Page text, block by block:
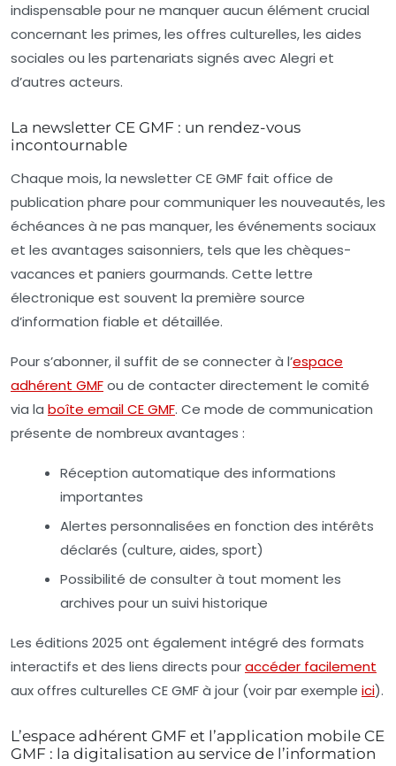
indispensable pour ne manquer aucun élément crucial
concernant les primes, les offres culturelles, les aides
sociales ou les partenariats signés avec Alegri et
d’autres acteurs.
La newsletter CE GMF : un rendez-vous
incontournable
Chaque mois, la newsletter CE GMF fait office de
publication phare pour communiquer les nouveautés, les
échéances à ne pas manquer, les événements sociaux
et les avantages saisonniers, tels que les chèques-
vacances et paniers gourmands. Cette lettre
électronique est souvent la première source
d’information fiable et détaillée.
Pour s’abonner, il suffit de se connecter à l’espace
adhérent GMFou de contacter directement le comité
via la boîte email CE GMF. Ce mode de communication
présente de nombreux avantages :
Réception automatique des informations
importantes
Alertes personnalisées en fonction des intérêts
déclarés (culture, aides, sport)
Possibilité de consulter à tout moment les
archives pour un suivi historique
Les éditions 2025 ont également intégré des formats
interactifs et des liens directs pouraccéder facilement
aux offres culturelles CE GMF à jour (voir par exemple ici).
L’espace adhérent GMF et l’application mobile CE
GMF : la digitalisation au service de l’information